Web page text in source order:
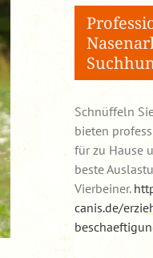
Schnüffeln
bieten
für zu Hause
beste
Vierbeiner.
canis.de/